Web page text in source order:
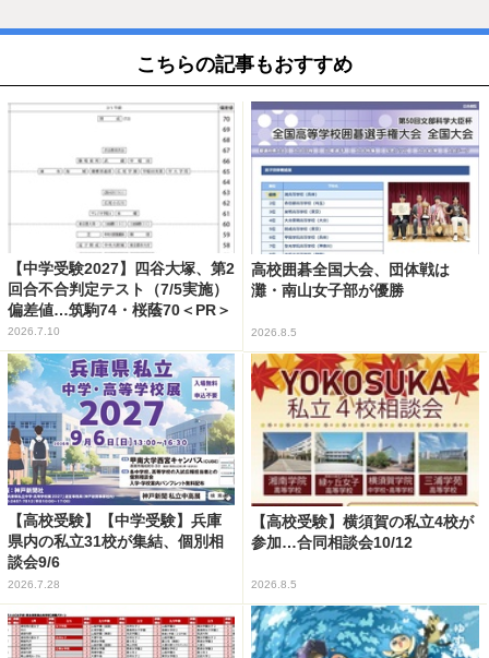
こちらの記事もおすすめ
【中学受験2027】四谷大塚、第2
回合不合判定テスト（7/5実施）
偏差値…筑駒74・桜蔭70＜PR＞
2026.7.10
高校囲碁全国大会、団体戦は
灘・南山女子部が優勝
2026.8.5
【高校受験】【中学受験】兵庫
県内の私立31校が集結、個別相
談会9/6
2026.7.28
【高校受験】横須賀の私立4校が
参加…合同相談会10/12
2026.8.5